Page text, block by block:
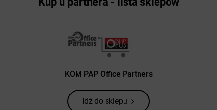
KOM PAP Office Partners
Idź do sklepu